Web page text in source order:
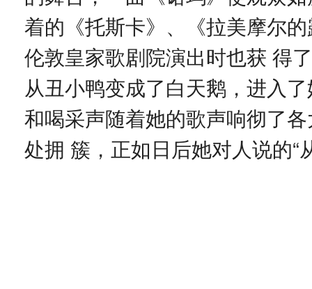
着的《托斯卡》、《拉美摩尔
伦敦皇家歌剧院演出时也获 得
从丑小鸭变成了白天鹅，进入
和喝采声随着她的歌声响彻了
处拥 簇，正如日后她对人说的“